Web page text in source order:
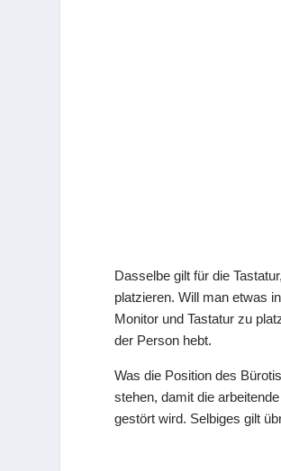
Dasselbe gilt für die
platzieren. Will man etwas
Monitor und Tastatur zu
der Person hebt.
Was die Position des
stehen, damit die
gestört wird. Selbiges gilt